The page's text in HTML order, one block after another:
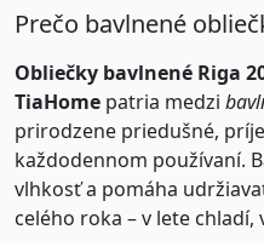
Prečo bavlnené
Obliečky bavlnené Riga
TiaHome patria medzi
prirodzene priedušné,
každodennom používaní.
vlhkosť a pomáha
celého roka – v lete chladí,